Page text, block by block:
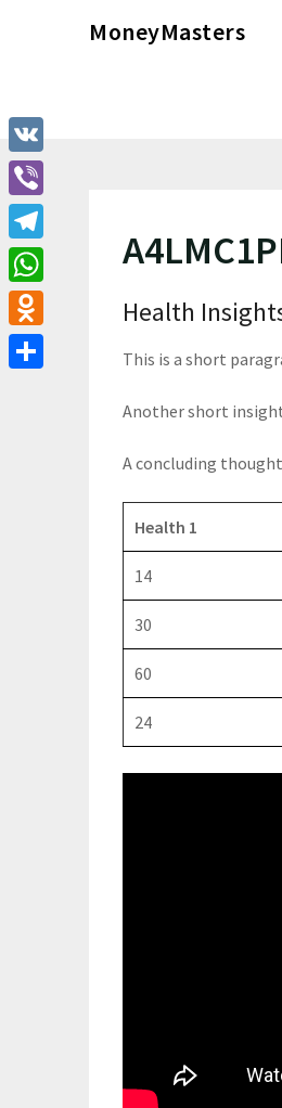
MoneyMasters
Health
This is a short
Another short
A concluding
Health 1
14
30
60
24
VK
Viber
Telegram
WhatsApp
Odnoklassniki